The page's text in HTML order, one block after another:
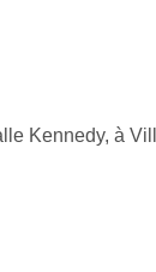
Kennedy, à